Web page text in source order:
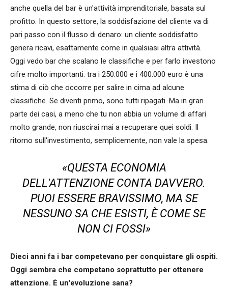
anche quella del bar è un'attività imprenditoriale, basata sul
profitto. In questo settore, la soddisfazione del cliente va di
pari passo con il flusso di denaro: un cliente soddisfatto
genera ricavi, esattamente come in qualsiasi altra attività.
Oggi vedo bar che scalano le classifiche e per farlo investono
cifre molto importanti: tra i 250.000 e i 400.000 euro è una
stima di ciò che occorre per salire in cima ad alcune
classifiche. Se diventi primo, sono tutti ripagati. Ma in gran
parte dei casi, a meno che tu non abbia un volume di affari
molto grande, non riuscirai mai a recuperare quei soldi. Il
ritorno sull'investimento, semplicemente, non vale la spesa.
«QUESTA ECONOMIA
DELL'ATTENZIONE CONTA DAVVERO.
PUOI ESSERE BRAVISSIMO, MA SE
NESSUNO SA CHE ESISTI, È COME SE
NON CI FOSSI»
Dieci anni fa i bar competevano per conquistare gli ospiti.
Oggi sembra che competano soprattutto per ottenere
attenzione. È un'evoluzione sana?